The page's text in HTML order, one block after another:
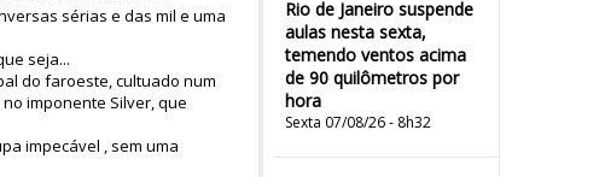
Rio de Janeiro suspende
aulas nesta sexta,
temendo ventos acima
de 90 quilômetros por
hora
Sexta 07/08/26 - 8h32
sérias e das mil e uma
seja...
do faroeste, cultuado num
imponente Silver, que
impecável , sem uma